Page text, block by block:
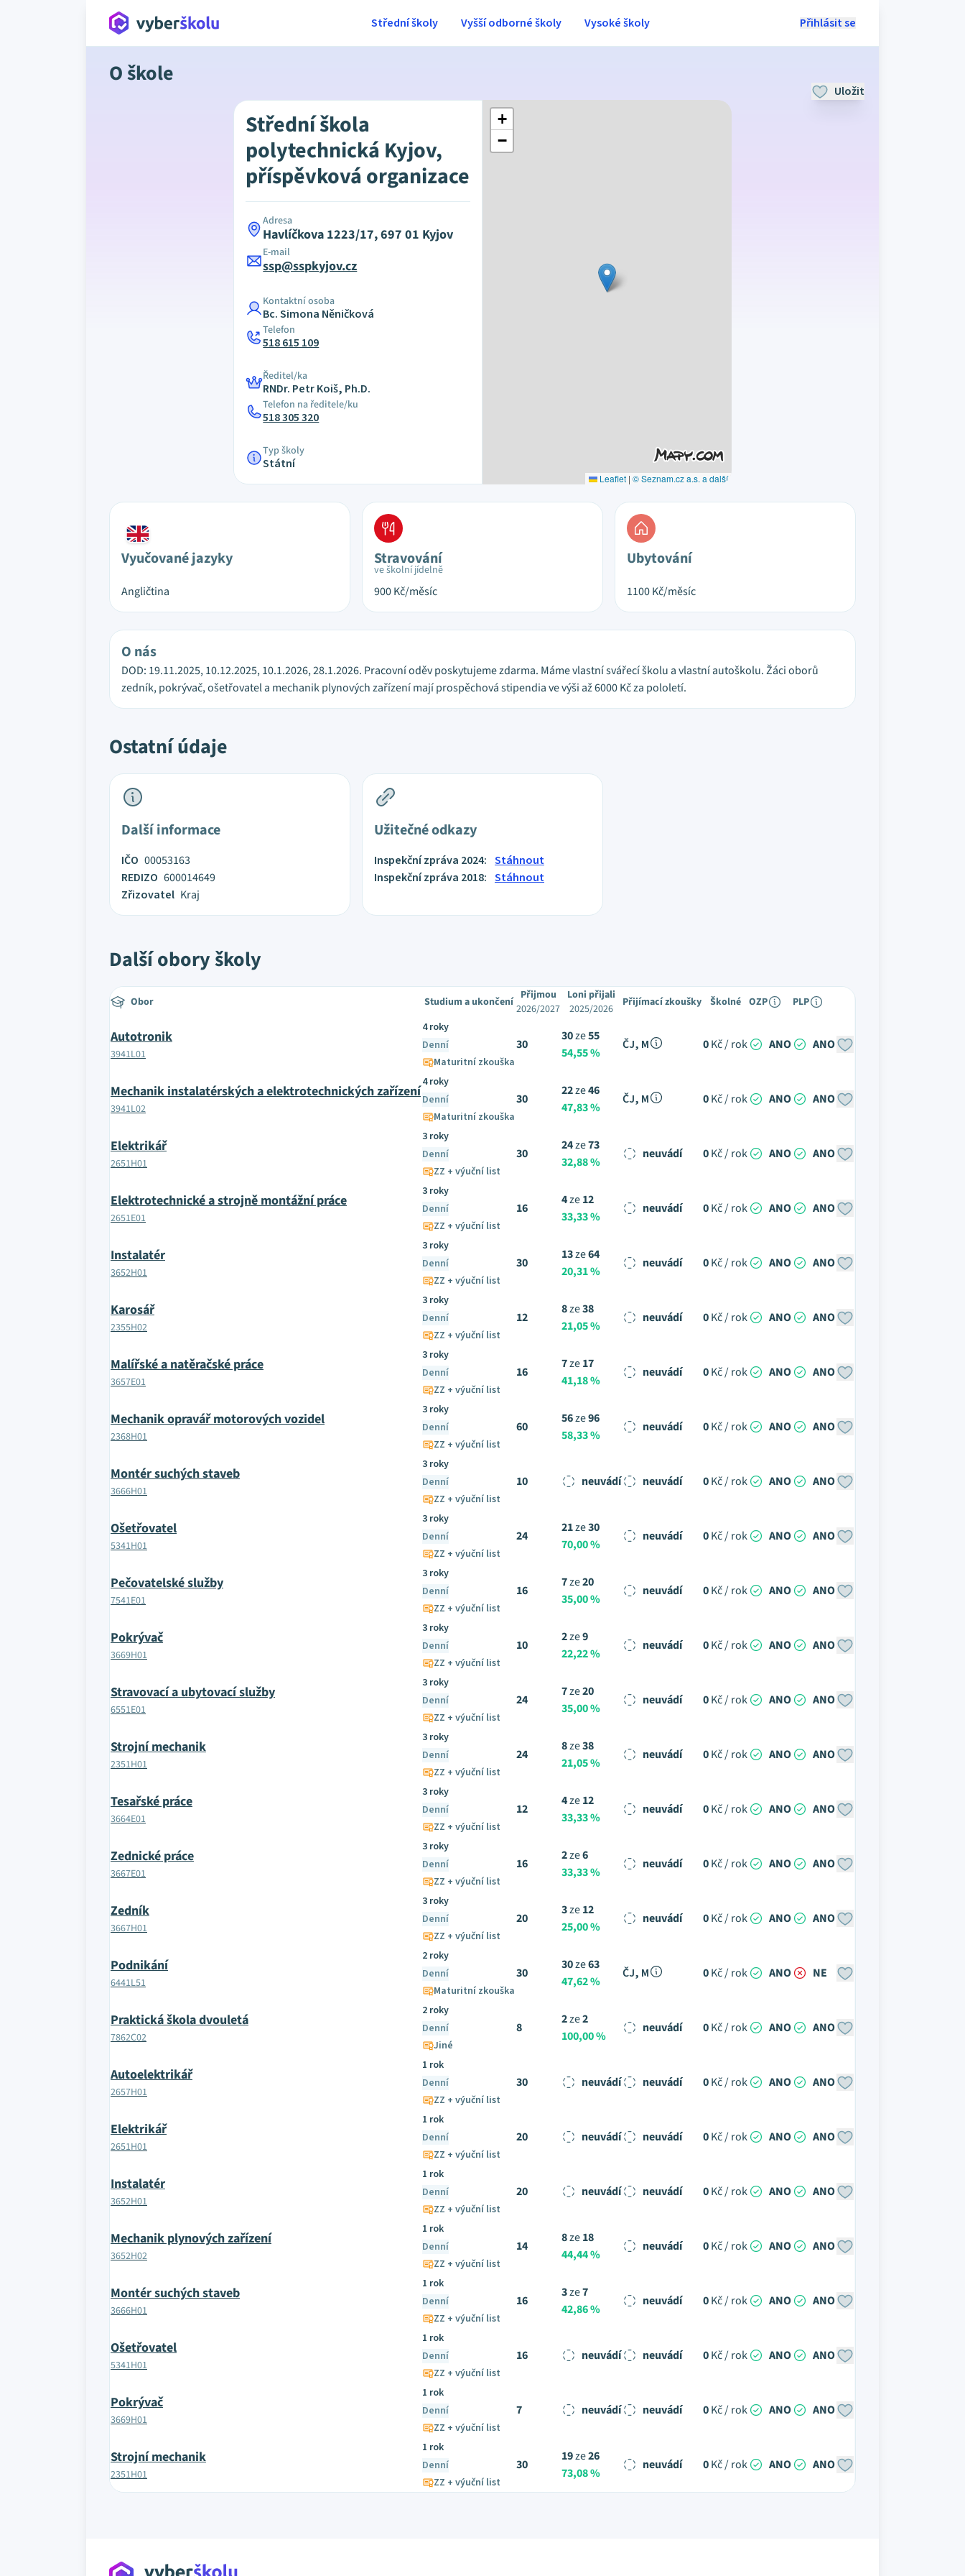
Přihlásit se
Střední školy Vyšší odborné školy Vysoké školy
O škole
Uložit
Střední škola
polytechnická Kyjov,
příspěvková organizace
Adresa
Havlíčkova 1223/17, 697 01 Kyjov
E-mail
ssp@sspkyjov.cz
Kontaktní osoba
Bc. Simona Něničková
Telefon
518 615 109
Ředitel/ka
RNDr. Petr Koiš, Ph.D.
Telefon na ředitele/ku
518 305 320
Typ školy
Státní
+
−
Leaflet | © Seznam.cz a.s. a další
Vyučované jazyky
Angličtina
Stravování
ve školní jídelně
900Kč/měsíc
Ubytování
1100Kč/měsíc
O nás
DOD: 19.11.2025, 10.12.2025, 10.1.2026, 28.1.2026. Pracovní oděv poskytujeme zdarma. Máme vlastní svářecí školu a vlastní autoškolu. Žáci oborů
zedník, pokrývač, ošetřovatel a mechanik plynových zařízení mají prospěchová stipendia ve výši až 6000 Kč za pololetí.
Ostatní údaje
Další informace
IČO 00053163
REDIZO 600014649
Zřizovatel Kraj
Užitečné odkazy
Inspekční zpráva 2024: Stáhnout
Inspekční zpráva 2018: Stáhnout
Další obory školy
Obor Studium a ukončení Přijmou
2026/2027
Loni přijali
2025/2026
Přijímací zkoušky Školné OZP PLP
Autotronik
3941L01
4 roky
Denní
Maturitní zkouška
30
30ze55
54,55 %
ČJ, M 0Kč / rok ANO ANO
Mechanik instalatérských a elektrotechnických zařízení
3941L02
4 roky
Denní
Maturitní zkouška
30
22ze46
47,83 %
ČJ, M 0Kč / rok ANO ANO
Elektrikář
2651H01
3 roky
Denní
ZZ + výuční list
30
24ze73
32,88 %
neuvádí 0Kč / rok ANO ANO
Elektrotechnické a strojně montážní práce
2651E01
3 roky
Denní
ZZ + výuční list
16
4ze12
33,33 %
neuvádí 0Kč / rok ANO ANO
Instalatér
3652H01
3 roky
Denní
ZZ + výuční list
30
13ze64
20,31 %
neuvádí 0Kč / rok ANO ANO
Karosář
2355H02
3 roky
Denní
ZZ + výuční list
12
8ze38
21,05 %
neuvádí 0Kč / rok ANO ANO
Malířské a natěračské práce
3657E01
3 roky
Denní
ZZ + výuční list
16
7ze17
41,18 %
neuvádí 0Kč / rok ANO ANO
Mechanik opravář motorových vozidel
2368H01
3 roky
Denní
ZZ + výuční list
60
56ze96
58,33 %
neuvádí 0Kč / rok ANO ANO
Montér suchých staveb
3666H01
3 roky
Denní
ZZ + výuční list
10 neuvádí neuvádí 0Kč / rok ANO ANO
Ošetřovatel
5341H01
3 roky
Denní
ZZ + výuční list
24
21ze30
70,00 %
neuvádí 0Kč / rok ANO ANO
Pečovatelské služby
7541E01
3 roky
Denní
ZZ + výuční list
16
7ze20
35,00 %
neuvádí 0Kč / rok ANO ANO
Pokrývač
3669H01
3 roky
Denní
ZZ + výuční list
10
2ze9
22,22 %
neuvádí 0Kč / rok ANO ANO
Stravovací a ubytovací služby
6551E01
3 roky
Denní
ZZ + výuční list
24
7ze20
35,00 %
neuvádí 0Kč / rok ANO ANO
Strojní mechanik
2351H01
3 roky
Denní
ZZ + výuční list
24
8ze38
21,05 %
neuvádí 0Kč / rok ANO ANO
Tesařské práce
3664E01
3 roky
Denní
ZZ + výuční list
12
4ze12
33,33 %
neuvádí 0Kč / rok ANO ANO
Zednické práce
3667E01
3 roky
Denní
ZZ + výuční list
16
2ze6
33,33 %
neuvádí 0Kč / rok ANO ANO
Zedník
3667H01
3 roky
Denní
ZZ + výuční list
20
3ze12
25,00 %
neuvádí 0Kč / rok ANO ANO
Podnikání
6441L51
2 roky
Denní
Maturitní zkouška
30
30ze63
47,62 %
ČJ, M 0Kč / rok ANO NE
Praktická škola dvouletá
7862C02
2 roky
Denní
Jiné
8
2ze2
100,00 %
neuvádí 0Kč / rok ANO ANO
Autoelektrikář
2657H01
1 rok
Denní
ZZ + výuční list
30 neuvádí neuvádí 0Kč / rok ANO ANO
Elektrikář
2651H01
1 rok
Denní
ZZ + výuční list
20 neuvádí neuvádí 0Kč / rok ANO ANO
Instalatér
3652H01
1 rok
Denní
ZZ + výuční list
20 neuvádí neuvádí 0Kč / rok ANO ANO
Mechanik plynových zařízení
3652H02
1 rok
Denní
ZZ + výuční list
14
8ze18
44,44 %
neuvádí 0Kč / rok ANO ANO
Montér suchých staveb
3666H01
1 rok
Denní
ZZ + výuční list
16
3ze7
42,86 %
neuvádí 0Kč / rok ANO ANO
Ošetřovatel
5341H01
1 rok
Denní
ZZ + výuční list
16 neuvádí neuvádí 0Kč / rok ANO ANO
Pokrývač
3669H01
1 rok
Denní
ZZ + výuční list
7 neuvádí neuvádí 0Kč / rok ANO ANO
Strojní mechanik
2351H01
1 rok
Denní
ZZ + výuční list
30
19ze26
73,08 %
neuvádí 0Kč / rok ANO ANO